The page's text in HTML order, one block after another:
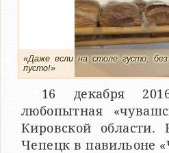
«Даже если на столе густо,
пусто!»
16 декабря
любопытная
Кировской области.
Чепецк в павильоне